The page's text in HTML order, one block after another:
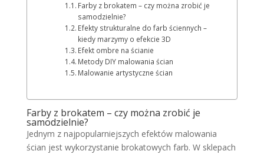
Farby z brokatem – czy można zrobić je
samodzielnie?
Efekty strukturalne do farb ściennych –
kiedy marzymy o efekcie 3D
Efekt ombre na ścianie
Metody DIY malowania ścian
Malowanie artystyczne ścian
Farby z brokatem – czy można zrobić je
samodzielnie?
Jednym z najpopularniejszych efektów malowania
ścian jest wykorzystanie brokatowych farb. W sklepach